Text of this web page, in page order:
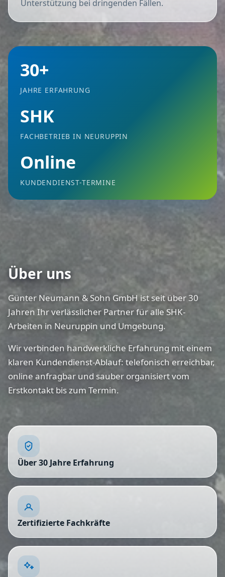
Unterstützung bei dringenden Fällen.
30+
JAHRE ERFAHRUNG
SHK
FACHBETRIEB IN NEURUPPIN
Online
KUNDENDIENST-TERMINE
Über uns
Günter Neumann & Sohn GmbH ist seit über 30
Jahren Ihr verlässlicher Partner für alle SHK-
Arbeiten in Neuruppin und Umgebung.
Wir verbinden handwerkliche Erfahrung mit einem
klaren Kundendienst-Ablauf: telefonisch erreichbar,
online anfragbar und sauber organisiert vom
Erstkontakt bis zum Termin.
Über 30 Jahre Erfahrung
Zertifizierte Fachkräfte